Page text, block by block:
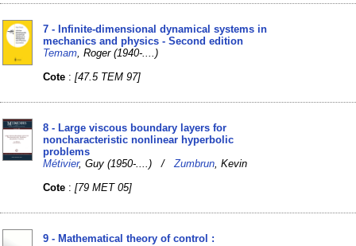
7 - Infinite-dimensional dynamical systems in
mechanics and physics - Second edition
Temam , Roger (1940-....)
Cote :[47.5 TEM 97]
8 - Large viscous boundary layers for
noncharacteristic nonlinear hyperbolic
problems
Métivier, Guy (1950-....) /Zumbrun , Kevin
Cote :[79 MET 05]
9 - Mathematical theory of control :